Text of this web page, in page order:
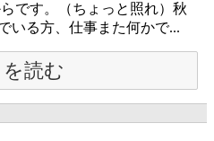
です。（ちょっと照れ）秋
いる方、仕事また何かで...
読む